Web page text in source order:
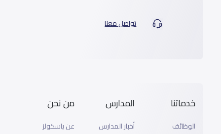
تواصل معنا
خدماتنا
الوظائف
المدارس
أخبار المدارس
من نحن
عن ياسكولز